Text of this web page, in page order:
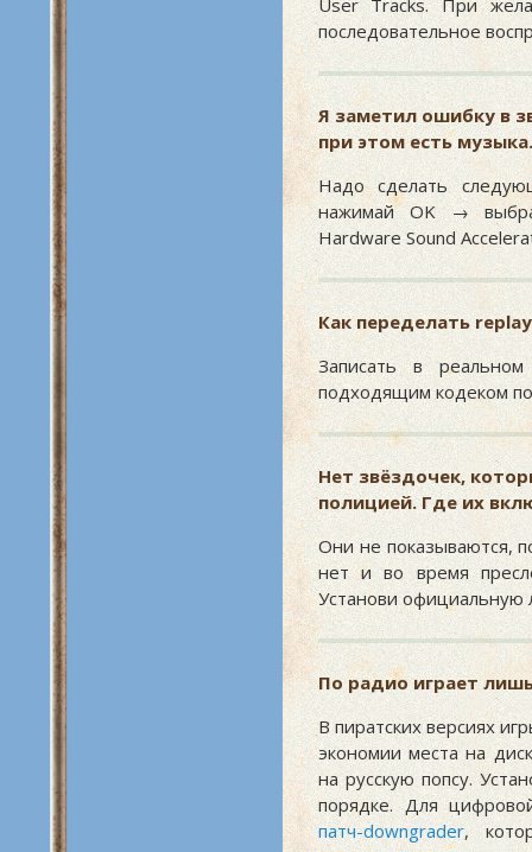
User Tracks. При
последовательное
Я заметил ошибку в
при этом есть
Надо сделать
нажимай OK →
Hardware Sound
Как переделать
Записать в
подходящим кодеком
Нет звёздочек,
полицией. Где их
Они не показываются,
нет и во время
Установи официальную
По радио играет
В пиратских версиях
экономии места на
на русскую попсу.
порядке. Для
патч-downgrader,